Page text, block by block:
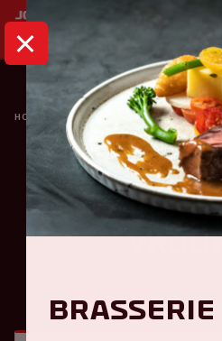
HOME KALENDER AJAX
Eredivisie
Ajax
ALGEMEEN
Brasserie